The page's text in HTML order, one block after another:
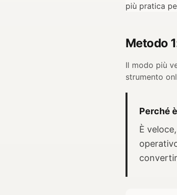
più pratica
Metodo
Il modo più
strumento
Perché
È